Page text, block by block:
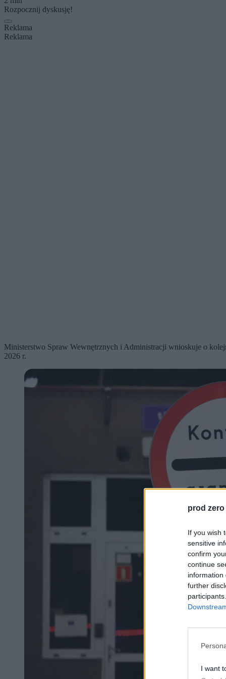
prod zero
If you wish
sensitive
confirm
continue
information
further
I want
Rozpocznij dyskusję!
Reklama
Reklama
Ministerstwo Spraw Wewnętrznych i Administracji wnioskuje o
2026 r.